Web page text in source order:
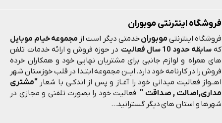
فروشگاه اینترنتی موبوران
فروشگاه اینترنتی موبورانخدمتی دیگر است از مجموعه خیام موبایل
که سابقه حدود 10 سال فعالیت
در حوزه فروش و ارائه خدمات تلفن
های همراه و لوازم جانبی برای مشتریان نهایی خود و همکاران خرده
فروش را در کارنامه خود دارد. ایــن مجموعه ابتـدا در قلب خوزستان شهر
اهــواز فعالیت میدانی خود را آغـاز و پس از اندکـی با شعار "مشتری
مداری,اصالت , صداقت " فعالیت خود را بصورت تلفنی و مجازی در
شهرها و استان های دیگر گسترانید...